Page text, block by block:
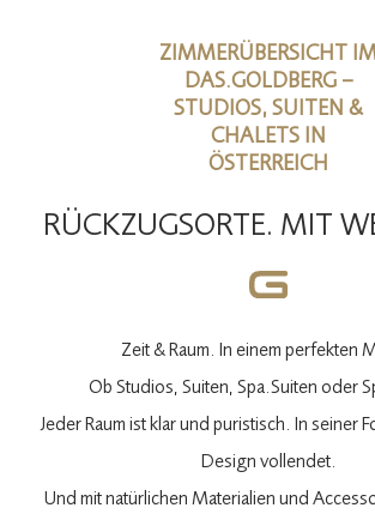
ZIMMERÜBERSICHT
DAS.GOLDBERG –
STUDIOS, SUITEN &
CHALETS IN
ÖSTERREICH
RÜCKZUGSORTE. MIT
Zeit & Raum. In einem perfekten
Ob Studios, Suiten, Spa.Suiten oder
Jeder Raum ist klar und puristisch. In seiner
Design vollendet.
Und mit natürlichen Materialien und